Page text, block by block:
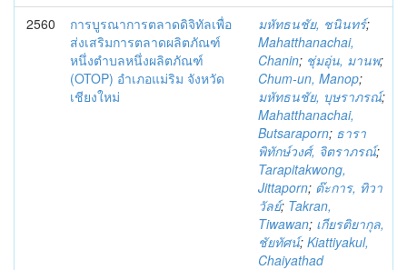
2560
การบูรณาการตลาดดิจิทัลเพื่อ
ส่งเสริมการตลาดผลิตภัณฑ์
หนึ่งตำบลหนึ่งผลิตภัณฑ์
(OTOP) อำเภอแม่ริม จังหวัด
เชียงใหม่
มหัทธนชัย, ชนินทร์;
Mahatthanachai,
Chanin; ชุ่มอุ่น, มานพ;
Chum-un, Manop;
มหัทธนชัย, บุษราภรณ์;
Mahatthanachai,
Butsaraporn; ธารา
พิทักษ์วงศ์, จิตราภรณ์;
Tarapitakwong,
Jittaporn; ต๊ะการ, ทิวา
วัลย์; Takran,
Tiwawan; เกียรติยากุล,
ชัยทัศน์; Kiattiyakul,
Chaiyathad